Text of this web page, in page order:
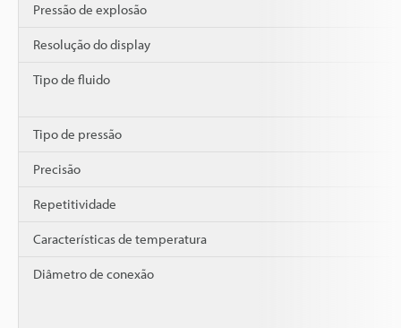
Pressão de explosão
Resolução do display
Tipo de fluido
Tipo de pressão
Precisão
Repetitividade
Características de temperatura
Diâmetro de conexão